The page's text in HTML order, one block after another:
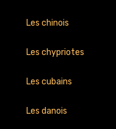
Les chinois
Les chypriotes
Les cubains
Les danois